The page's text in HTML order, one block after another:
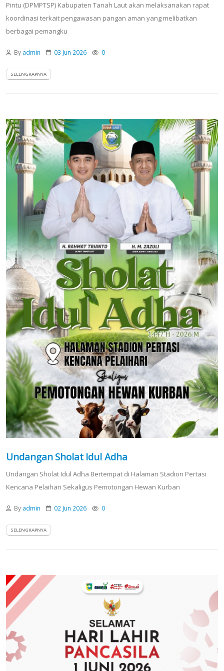
Pintu (DPMPTSP) Kabupaten Tanah Laut akan melaksanakan rapat
koordinasi terkait pengawasan pangan aman yang melibatkan
berbagai pemangku
By admin 03 Jun 2026 0
SELENGKAPNYA
Undangan Sholat Idul Adha
Undangan Sholat Idul Adha Bertempat di Halaman Stadion Pertasi
Kencana Pelaihari Sekaligus Pemotongan Hewan Kurban
By admin 02 Jun 2026 0
SELENGKAPNYA